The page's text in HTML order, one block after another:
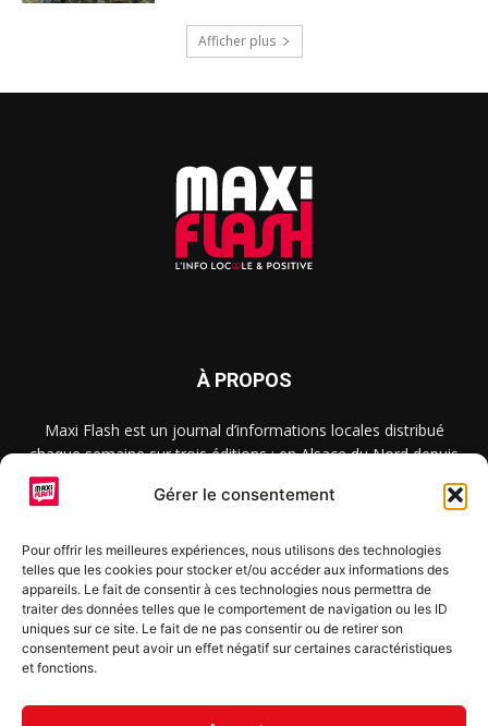
Gérer le consentement
Pour offrir les meilleures expériences, nous utilisons des technologies
telles que les cookies pour stocker et/ou accéder aux informations des
appareils. Le fait de consentir à ces technologies nous permettra de
traiter des données telles que le comportement de navigation ou les ID
uniques sur ce site. Le fait de ne pas consentir ou de retirer son
consentement peut avoir un effet négatif sur certaines caractéristiques
et fonctions.
Afficher plus
À PROPOS
Maxi Flash est un journal d’informations locales distribué
chaque semaine sur trois éditions : en Alsace du Nord depuis
2015, dans les secteurs d’Obernai-Molsheim-Erstein depuis
2022, et à Colmar, Vignoble et Plaine depuis 2023.
SUIVEZ-NOUS
S'inscrire à la newsletter